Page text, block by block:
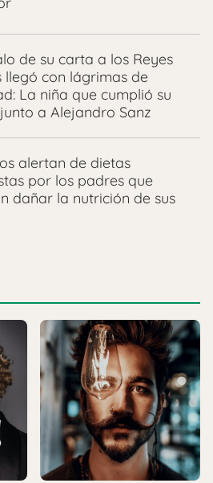
de su carta a los Reyes
llegó con lágrimas de
La niña que cumplió su
a Alejandro Sanz
alertan de dietas
por los padres que
dañar la nutrición de sus